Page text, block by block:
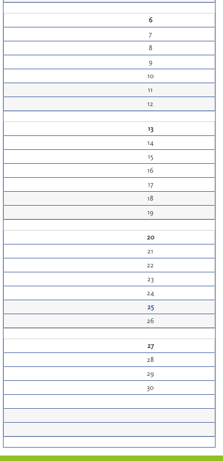
6
7
8
9
10
11
12
13
14
15
16
17
18
19
20
21
22
23
24
25
26
27
28
29
30